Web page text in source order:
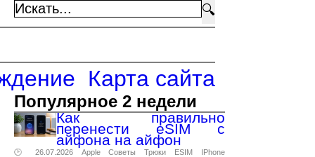
🔍
Карта сайта
Популярное 2 недели
Как правильно
перенести eSIM с
айфона на айфон
🕑 26.07.2026 Apple Советы Трюки ESIM
IPhone